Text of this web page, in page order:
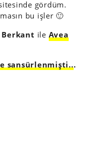
gördüm.
bu işler 🙂
Berkant ile Avea
sansürlenmişti...